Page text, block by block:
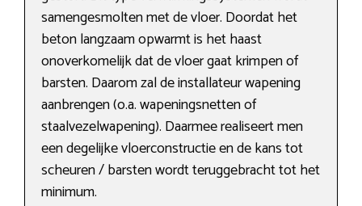
samengesmolten met de vloer. Doordat het
beton langzaam opwarmt is het haast
onoverkomelijk dat de vloer gaat krimpen of
barsten. Daarom zal de installateur wapening
aanbrengen (o.a. wapeningsnetten of
staalvezelwapening). Daarmee realiseert men
een degelijke vloerconstructie en de kans tot
scheuren / barsten wordt teruggebracht tot het
minimum.